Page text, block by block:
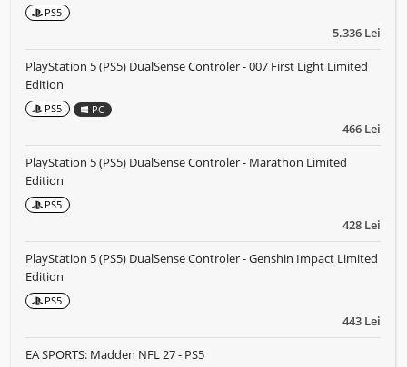
5.336 Lei
PS5
466 Lei
PlayStation 5 (PS5) DualSense Controler - 007 First Light Limited
Edition
PS5 PC
428 Lei
PlayStation 5 (PS5) DualSense Controler - Marathon Limited
Edition
PS5
443 Lei
PlayStation 5 (PS5) DualSense Controler - Genshin Impact Limited
Edition
PS5
EA SPORTS: Madden NFL 27 - PS5